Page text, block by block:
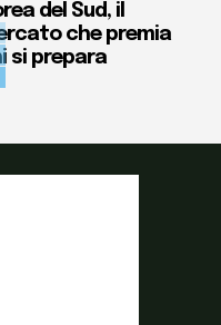
del Sud, il
che premia
si prepara